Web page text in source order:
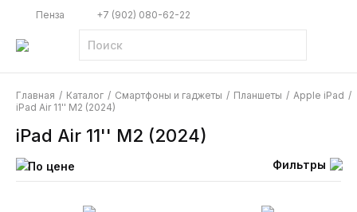
Пенза +7 (902) 080-62-22
Главная / Каталог / Смартфоны и гаджеты / Планшеты / Apple iPad /
iPad Air 11'' M2 (2024)
iPad Air 11'' M2 (2024)
По цене Фильтры